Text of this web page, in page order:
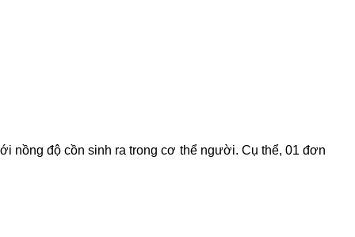
nồng độ cồn sinh ra trong cơ thể người. Cụ thể, 01 đơn